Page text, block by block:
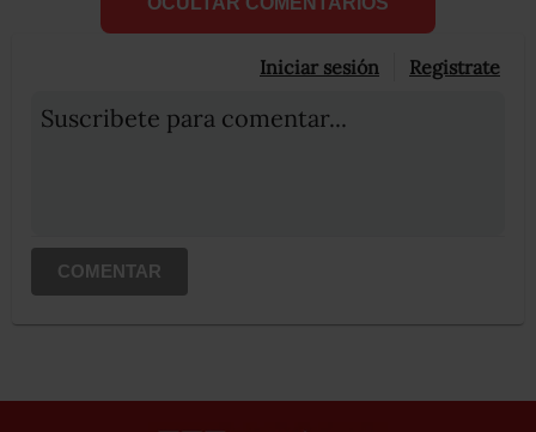
Iniciar sesión Registrate
Suscribete para comentar...
COMENTAR